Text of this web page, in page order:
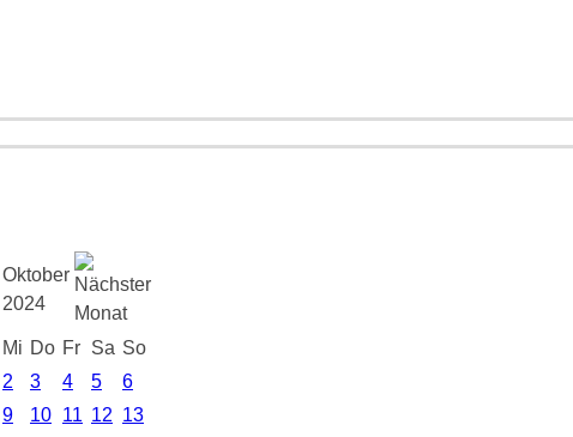
Oktober
2024
Mi Do Fr Sa So
2 3 4 5
6
9 10 11 12 13